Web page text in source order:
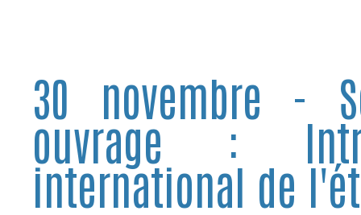
30 novembre -
ouvrage :
international de